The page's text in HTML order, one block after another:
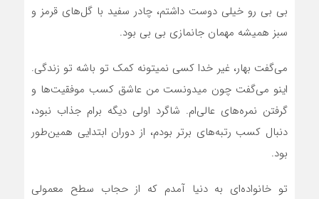
بی بی رو خیلی دوست داشتم، چادر سفید با گل‌های قرمز و
سبز همیشه مهمان جانمازی بی بی بود.
می‌گفت بهار، غیر خدا کسی نمیتونه کمک تو باشه تو زندگی.
اینو می‌گفت چون میدونست من عاشق کسب موفقیت‌ها و
گرفتن نمره‌های عالی‌ام. شاگرد اولی دیگه برام جذاب نبود،
دنبال کسب رتبه‌های برتر بودم، از دوران ابتدایی همین‌طور
بود.
تو خانواده‌ای به دنیا آمدم که از حجاب سطح معمولی